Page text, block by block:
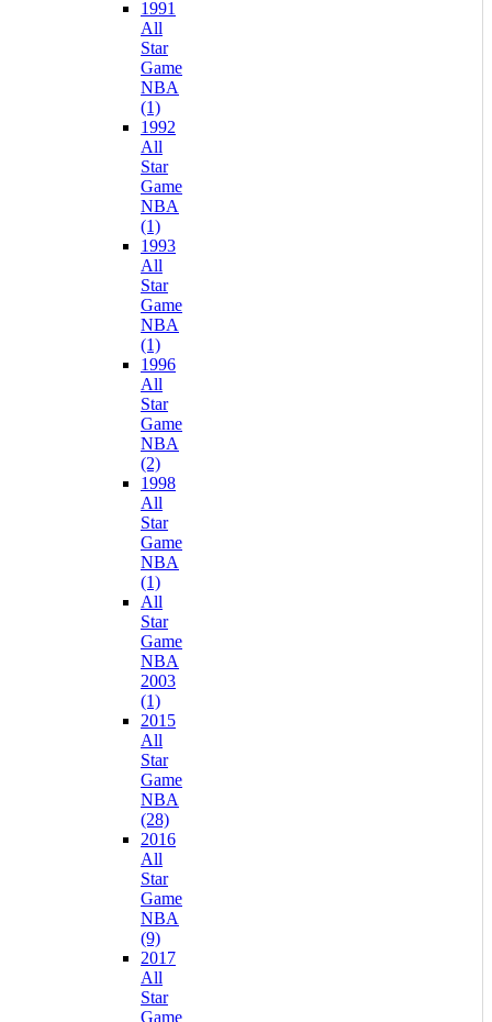
1991
All
Star
Game
NBA
(1)
1992
All
Star
Game
NBA
(1)
1993
All
Star
Game
NBA
(1)
1996
All
Star
Game
NBA
(2)
1998
All
Star
Game
NBA
(1)
All
Star
Game
NBA
2003
(1)
2015
All
Star
Game
NBA
(28)
2016
All
Star
Game
NBA
(9)
2017
All
Star
Game